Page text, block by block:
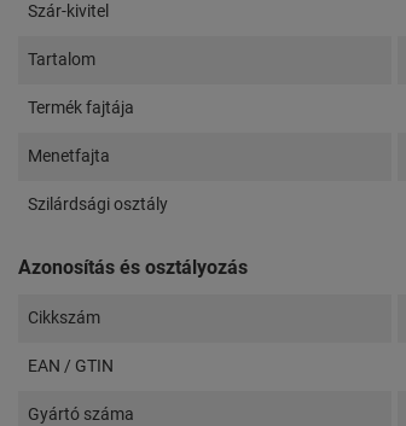
Szár-kivitel
Tartalom
Termék fajtája
Menetfajta
Szilárdsági osztály
Azonosítás és osztályozás
Cikkszám
EAN / GTIN
Gyártó száma